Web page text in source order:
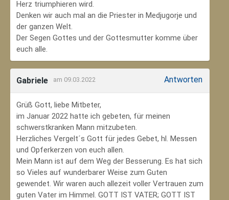
Herz triumphieren wird.
Denken wir auch mal an die Priester in Medjugorje und
der ganzen Welt.
Der Segen Gottes und der Gottesmutter komme über
euch alle.
Gabriele am 09.03.2022 Antworten
Grüß Gott, liebe Mitbeter,
im Januar 2022 hatte ich gebeten, für meinen
schwerstkranken Mann mitzubeten.
Herzliches Vergelt´s Gott für jedes Gebet, hl. Messen
und Opferkerzen von euch allen.
Mein Mann ist auf dem Weg der Besserung. Es hat sich
so Vieles auf wunderbarer Weise zum Guten
gewendet. Wir waren auch allezeit voller Vertrauen zum
guten Vater im Himmel. GOTT IST VATER; GOTT IST